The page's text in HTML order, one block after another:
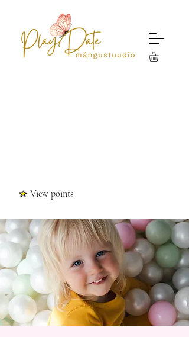
View points